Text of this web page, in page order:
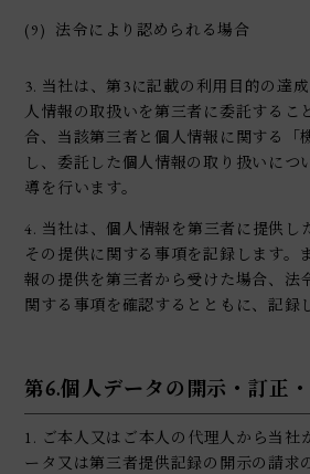
(9) 法令により認められる場合
3. 当社は、第3に記載の利用目的の達
人情報の取扱いを第三者に委託するこ
合、当該第三者と個人情報に関する「
し、委託した個人情報の取り扱いにつ
導を行います。
4. 当社は、個人情報を第三者に提供し
その提供に関する事項を記録します。
報の提供を第三者から受けた場合、法
関する事項を確認するとともに、記録
第6.個人データの開示・訂正
1. ご本人又はご本人の代理人から当社
ータ又は第三者提供記録の開示の請求